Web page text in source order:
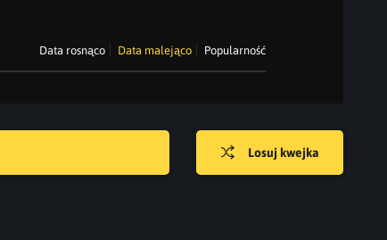
Data rosnąco Data malejąco Popularność
Losuj kwejka